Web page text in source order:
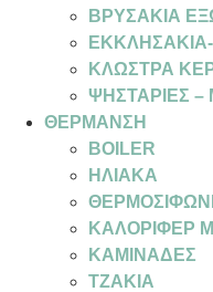
ΒΡΥΣΑΚΙΑ
ΚΛΩΣΤΡΑ
ΨΗΣΤΑΡΙΕΣ
ΘΕΡΜΑΝΣΗ
BOILER
ΗΛΙΑΚΑ
ΚΑΛΟΡΙΦΕΡ
ΚΑΜΙΝΑΔΕΣ
ΤΖΑΚΙΑ